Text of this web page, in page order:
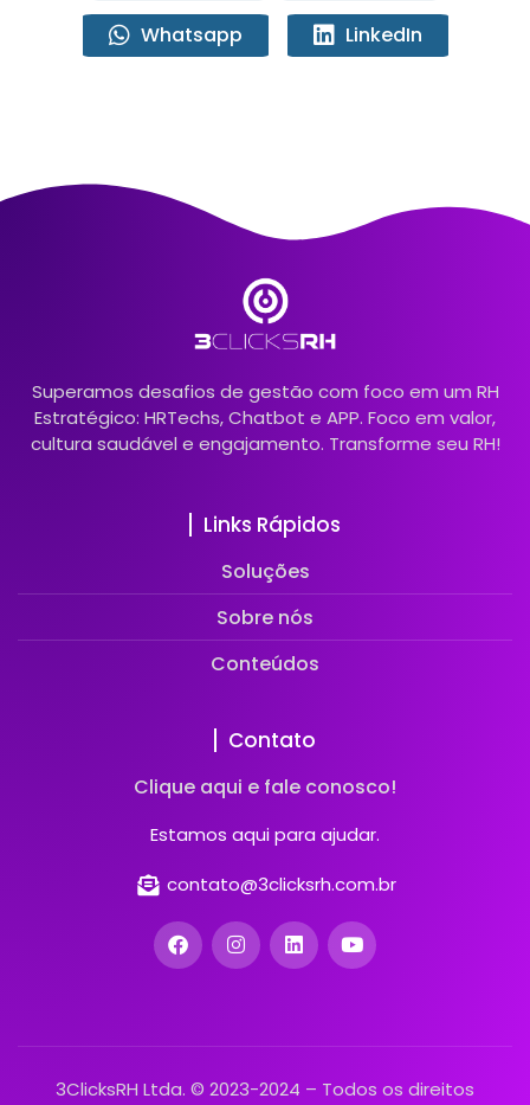
Whatsapp LinkedIn
Superamos desafios de gestão com foco em um RH
Estratégico: HRTechs, Chatbot e APP. Foco em valor,
cultura saudável e engajamento. Transforme seu RH!
Links Rápidos
Soluções
Sobre nós
Conteúdos
Contato
Clique aqui e fale conosco!
Estamos aqui para ajudar.
contato@3clicksrh.com.br
3ClicksRH Ltda. © 2023-2024 – Todos os direitos